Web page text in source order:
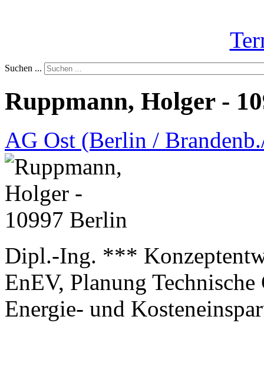
Suchen ...
Ruppmann, Holger -
AG Ost (Berlin /
Dipl.-Ing. ***
EnEV, Planung
Energie- und